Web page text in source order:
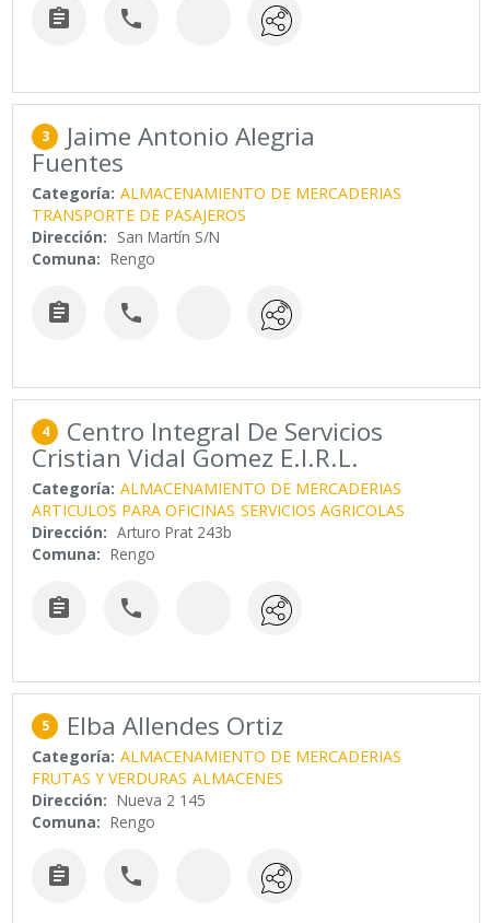
 
3 Jaime Antonio Alegria
Fuentes
Categoría: ALMACENAMIENTO DE MERCADERIAS
TRANSPORTE DE PASAJEROS
Dirección: San Martín S/N
Comuna: Rengo
 
4 Centro Integral De Servicios
Cristian Vidal Gomez E.I.R.L.
Categoría: ALMACENAMIENTO DE MERCADERIAS
ARTICULOS PARA OFICINAS SERVICIOS AGRICOLAS
Dirección: Arturo Prat 243b
Comuna: Rengo
 
5 Elba Allendes Ortiz
Categoría: ALMACENAMIENTO DE MERCADERIAS
FRUTAS Y VERDURAS ALMACENES
Dirección: Nueva 2 145
Comuna: Rengo
 